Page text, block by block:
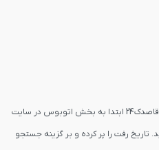
برای خرید بلیط اتوبوس مشهد ساری از قاصدک24 ابتدا به بخش اتوبوس در سایت
تاریخ رفت را پر کرده و بر گزینه جستجو